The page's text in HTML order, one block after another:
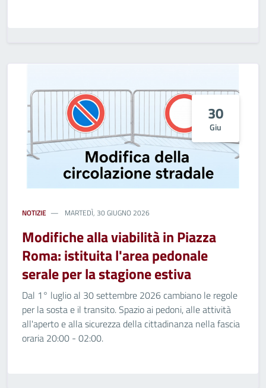
30
Giu
NOTIZIE MARTEDÌ, 30 GIUGNO 2026
Modifiche alla viabilità in Piazza
Roma: istituita l'area pedonale
serale per la stagione estiva
Dal 1° luglio al 30 settembre 2026 cambiano le regole
per la sosta e il transito. Spazio ai pedoni, alle attività
all'aperto e alla sicurezza della cittadinanza nella fascia
oraria 20:00 - 02:00.